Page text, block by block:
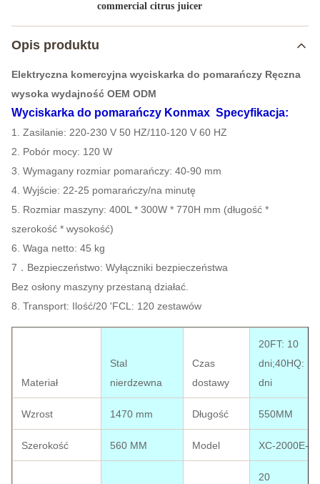
commercial citrus juicer
Opis produktu
Elektryczna komercyjna wyciskarka do pomarańczy Ręczna
wysoka wydajność OEM ODM
Wyciskarka do pomarańczy Konmax Specyfikacja:
1. Zasilanie: 220-230 V 50 HZ/110-120 V 60 HZ
2. Pobór mocy: 120 W
3. Wymagany rozmiar pomarańczy: 40-90 mm
4. Wyjście: 22-25 pomarańczy/na minutę
5. Rozmiar maszyny: 400L * 300W * 770H mm (długość *
szerokość * wysokość)
6. Waga netto: 45 kg
7．Bezpieczeństwo: Wyłączniki bezpieczeństwa
Bez osłony maszyny przestaną działać.
8. Transport: Ilość/20 'FCL: 120 zestawów
Materiał
Stal
nierdzewna
Czas
dostawy
20FT: 10
dni;40HQ: 15
dni
Wzrost 1470 mm Długość 550MM
Szerokość 560 MM Model XC-2000E-1
20